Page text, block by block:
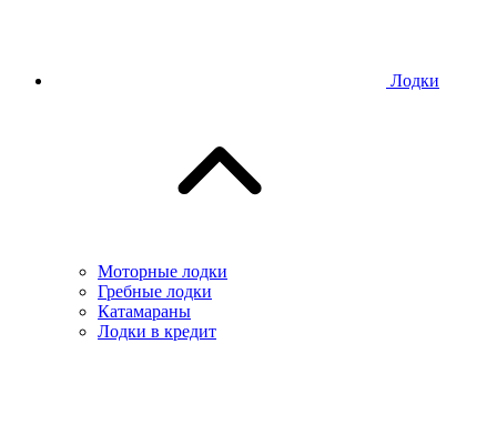
Лодки
Моторные лодки
Гребные лодки
Катамараны
Лодки в кредит